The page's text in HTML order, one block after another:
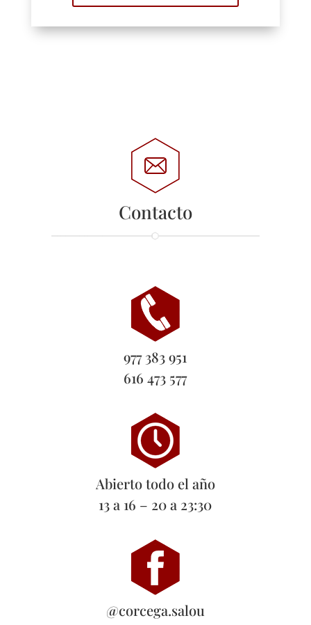
Contacto
977 383 951
616 473 577
Abierto todo el año
13 a 16 – 20 a 23:30
@corcega.salou